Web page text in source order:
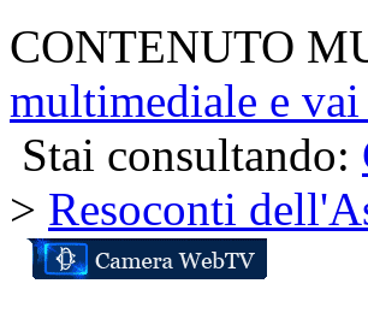
CONTENUTO
multimediale e
Stai consultando:
> Resoconti